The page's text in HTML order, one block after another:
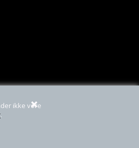
ikke vore
.